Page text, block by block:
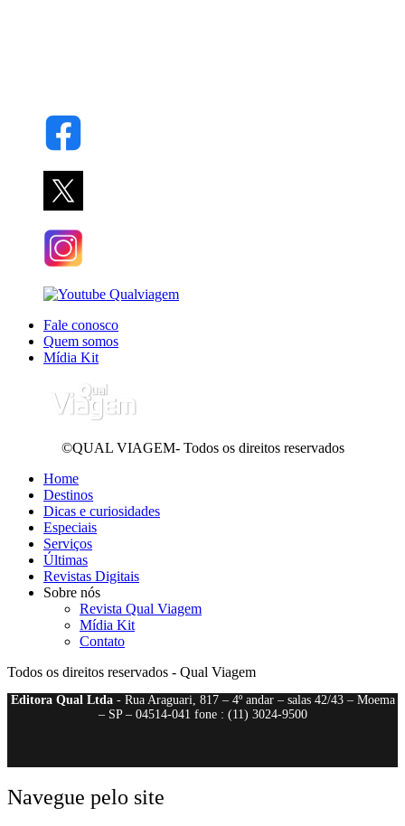
Fale conosco
Quem somos
Mídia Kit
©QUAL VIAGEM- Todos os direitos reservados
Home
Destinos
Dicas e curiosidades
Especiais
Serviços
Últimas
Revistas Digitais
Sobre nós
Revista Qual Viagem
Mídia Kit
Contato
Todos os direitos reservados - Qual Viagem
Editora Qual Ltda- Rua Araguari, 817 – 4º andar – salas 42/43 – Moema
– SP – 04514-041 fone : (11) 3024-9500
Navegue pelo site